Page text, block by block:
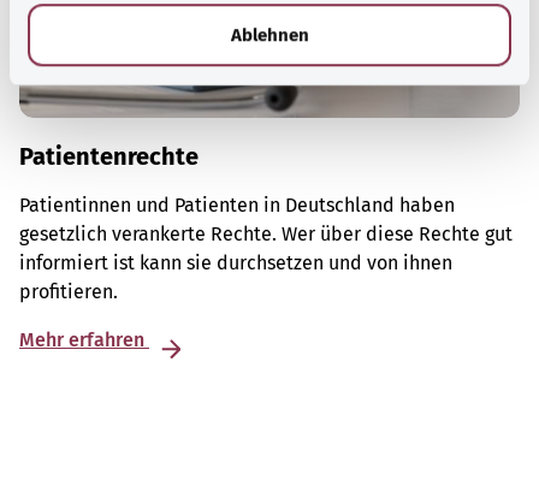
Ablehnen
Patientenrechte
Patientinnen und Patienten in Deutschland haben
gesetzlich verankerte Rechte. Wer über diese Rechte gut
informiert ist kann sie durchsetzen und von ihnen
profitieren.
Mehr erfahren